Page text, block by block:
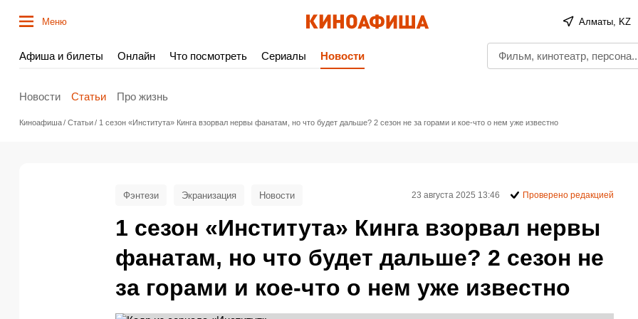
Меню Алматы, KZ
Афиша и билеты Онлайн Что посмотреть Сериалы Новости
Новости Статьи Про жизнь
Киноафиша Статьи 1 сезон «Института» Кинга взорвал нервы фанатам, но что будет дальше? 2 сезон не за горами и кое-что о нем уже известно
1 сезон «Института» Кинга взорвал нервы
фанатам, но что будет дальше? 2 сезон не
за горами и кое-что о нем уже известно
Фэнтези Экранизация Новости 23 августа 2025 13:46 Проверено редакцией